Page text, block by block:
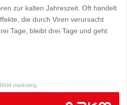
zur kalten Jahreszeit. Oft handelt
die durch Viren verursacht
Tage, bleibt drei Tage und geht